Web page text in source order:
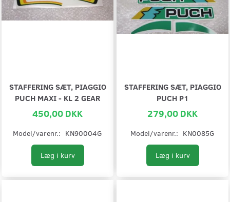
STAFFERING SÆT, PIAGGIO
PUCH MAXI - KL 2 GEAR
450,00 DKK
Model/varenr.: KN90004G
Læg i kurv
STAFFERING SÆT, PIAGGIO
PUCH P1
279,00 DKK
Model/varenr.: KN0085G
Læg i kurv